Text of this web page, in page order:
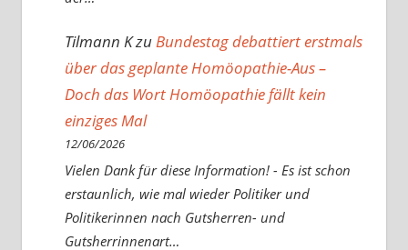
Tilmann KzuBundestag debattiert erstmals
über das geplante Homöopathie-Aus –
Doch das Wort Homöopathie fällt kein
einziges Mal
12/06/2026
Vielen Dank für diese Information! - Es ist schon
erstaunlich, wie mal wieder Politiker und
Politikerinnen nach Gutsherren- und
Gutsherrinnenart…